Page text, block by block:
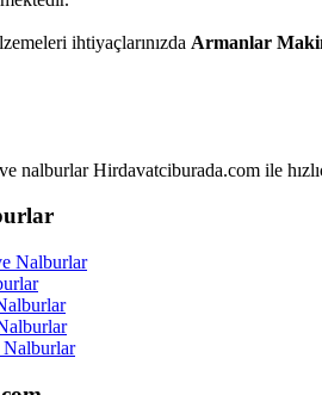
ihtiyaçlarınızda Armanlar
nalburlar Hirdavatciburada.com ile
Nalburlar
Nalburlar